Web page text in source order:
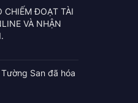
CHIẾM ĐOẠT TÀI
VÀ NHẬN
San đã hóa